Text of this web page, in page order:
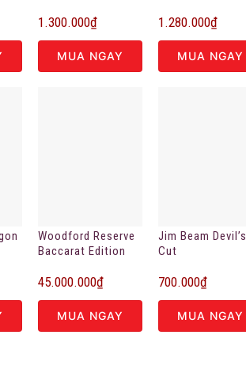
1.300.000₫
MUA NGAY
1.280.000₫
MUA NGAY
Woodford Reserve
Baccarat Edition
45.000.000₫
MUA NGAY
Jim Beam Devil’s
Cut
700.000₫
MUA NGAY